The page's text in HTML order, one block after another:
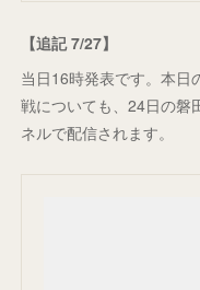
【追記 7/27】
当日16時発表です。本日
戦についても、24日の磐
ネルで配信されます。